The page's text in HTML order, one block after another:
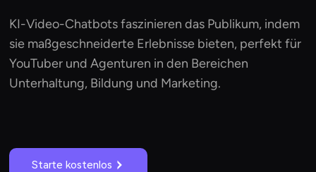
KI-Video-Chatbots faszinieren das Publikum, indem
sie maßgeschneiderte Erlebnisse bieten, perfekt für
YouTuber und Agenturen in den Bereichen
Unterhaltung, Bildung und Marketing.
Starte kostenlos